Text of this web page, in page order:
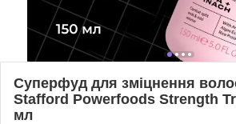
Суперфуд для зміцнення
Stafford Powerfoods Strength
мл